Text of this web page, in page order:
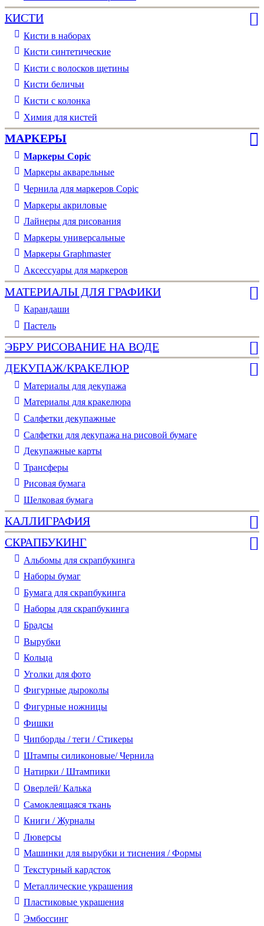
КИСТИ
Кисти в наборах
Кисти синтетические
Кисти с волосков щетины
Кисти беличьи
Кисти с колонка
Химия для кистей
МАРКЕРЫ
Маркеры Copic
Маркеры акварельные
Чернила для маркеров Copic
Маркеры акриловые
Лайнеры для рисования
Маркеры универсальные
Маркеры Graphmaster
Аксессуары для маркеров
МАТЕРИАЛЫ ДЛЯ ГРАФИКИ
Карандаши
Пастель
ЭБРУ РИСОВАНИЕ НА ВОДЕ
ДЕКУПАЖ/КРАКЕЛЮР
Материалы для декупажа
Материалы для кракелюра
Cалфетки декупажные
Салфетки для декупажа на рисовой бумаге
Декупажные карты
Трансферы
Рисовая бумага
Шелковая бумага
КАЛЛИГРАФИЯ
СКРАПБУКИНГ
Альбомы для скрапбукинга
Наборы бумаг
Бумага для скрапбукинга
Наборы для скрапбукинга
Брадсы
Вырубки
Кольца
Уголки для фото
Фигурные дыроколы
Фигурные ножницы
Фишки
Чипборды / теги / Стикеры
Штампы силиконовые/ Чернила
Натирки / Штампики
Оверлей/ Калька
Самоклеящаяся ткань
Книги / Журналы
Люверсы
Машинки для вырубки и тиснения / Формы
Текстурный кардсток
Металлические украшения
Пластиковые украшения
Эмбоссинг